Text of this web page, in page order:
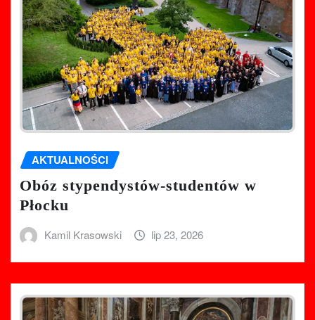
AKTUALNOŚCI
Obóz stypendystów-studentów w
Płocku
Kamil Krasowski lip 23, 2026